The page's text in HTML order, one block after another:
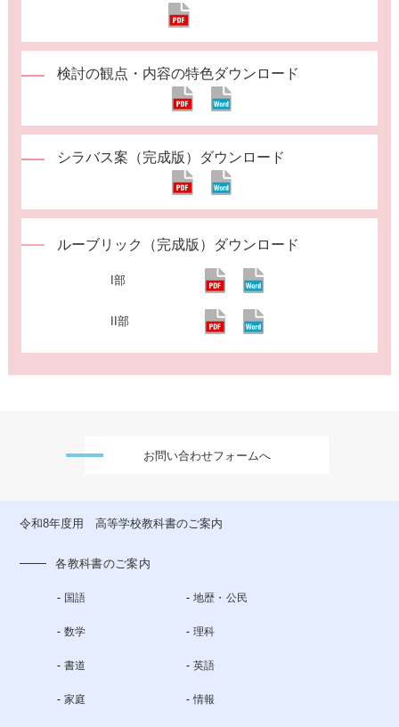
検討の観点・内容の特色ダウンロード
シラバス案（完成版）ダウンロード
ルーブリック（完成版）ダウンロード
I部
II部
お問い合わせフォームへ
令和8年度用 高等学校教科書のご案内
各教科書のご案内
国語 地歴・公民
数学 理科
書道 英語
家庭 情報